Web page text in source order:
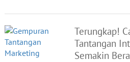
Terungkap!
Tantangan
Semakin